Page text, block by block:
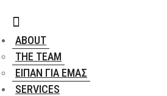
ABOUT
THE TEAM
ΕΊΠΑΝ ΓΙΑ ΕΜΆΣ
SERVICES